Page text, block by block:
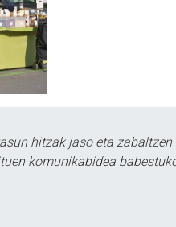
hitzak jaso eta
komunikabidea